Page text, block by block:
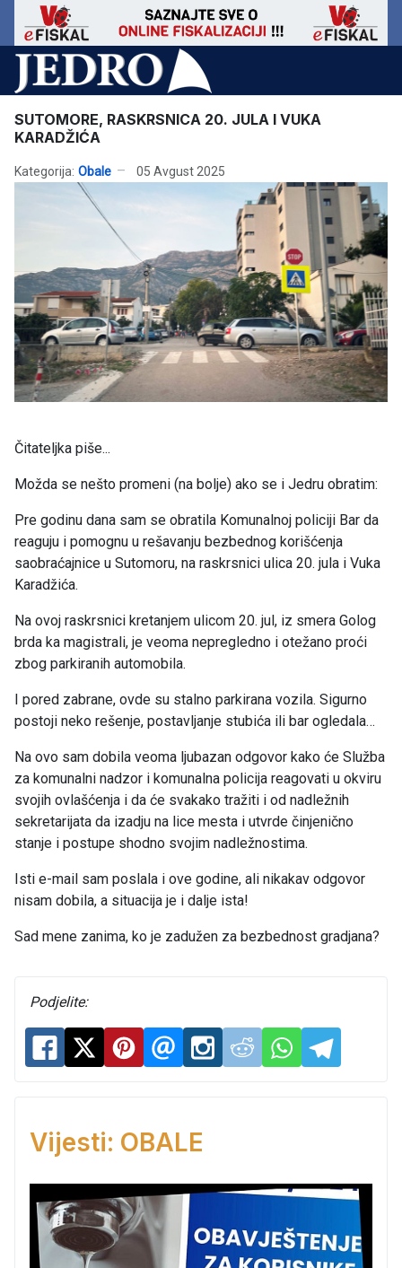
SUTOMORE, RASKRSNICA 20. JULA I VUKA
KARADŽIĆA
Kategorija: Obale 05 Avgust 2025
Čitateljka piše...
Možda se nešto promeni (na bolje) ako se i Jedru obratim:
Pre godinu dana sam se obratila Komunalnoj policiji Bar da
reaguju i pomognu u rešavanju bezbednog korišćenja
saobraćajnice u Sutomoru, na raskrsnici ulica 20. jula i Vuka
Karadžića.
Na ovoj raskrsnici kretanjem ulicom 20. jul, iz smera Golog
brda ka magistrali, je veoma nepregledno i otežano proći
zbog parkiranih automobila.
I pored zabrane, ovde su stalno parkirana vozila. Sigurno
postoji neko rešenje, postavljanje stubića ili bar ogledala…
Na ovo sam dobila veoma ljubazan odgovor kako će Služba
za komunalni nadzor i komunalna policija reagovati u okviru
svojih ovlašćenja i da će svakako tražiti i od nadležnih
sekretarijata da izadju na lice mesta i utvrde činjenično
stanje i postupe shodno svojim nadležnostima.
Isti e-mail sam poslala i ove godine, ali nikakav odgovor
nisam dobila, a situacija je i dalje ista!
Sad mene zanima, ko je zadužen za bezbednost gradjana?
Podjelite:
Vijesti: OBALE